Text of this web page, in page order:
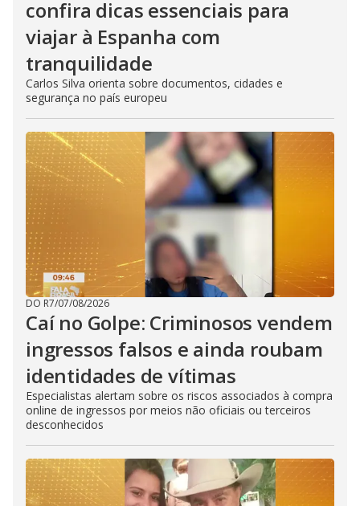
confira dicas essenciais para
viajar à Espanha com
tranquilidade
Carlos Silva orienta sobre documentos, cidades e
segurança no país europeu
DO R7/07/08/2026
Caí no Golpe: Criminosos vendem
ingressos falsos e ainda roubam
identidades de vítimas
Especialistas alertam sobre os riscos associados à compra
online de ingressos por meios não oficiais ou terceiros
desconhecidos